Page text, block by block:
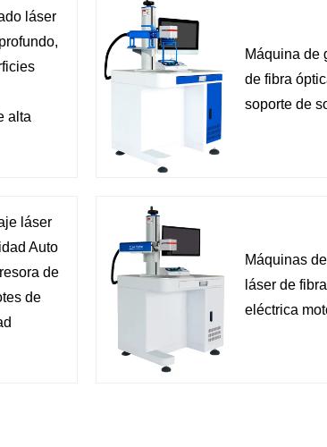
láser
alta
Máquina de
de fibra
soporte de
láser
Auto
de
de
Máquinas
láser de
eléctrica